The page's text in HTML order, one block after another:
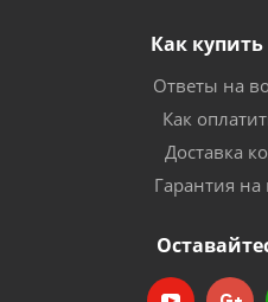
Как
Ответы на
Как
Доставка
Гарантия